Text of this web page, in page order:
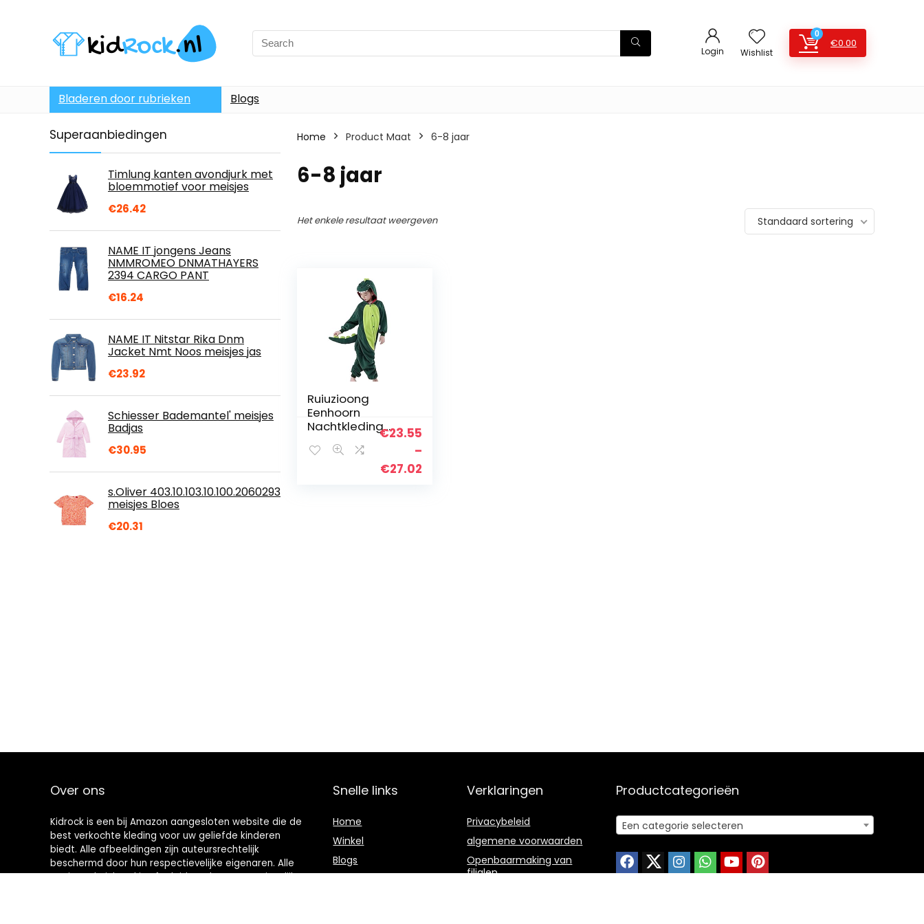
Login Wishlist
0
€0.00
Bladeren door rubrieken Blogs
Superaanbiedingen
Timlung kanten avondjurk met
bloemmotief voor meisjes
€26.42
NAME IT jongens Jeans
NMMROMEO DNMATHAYERS
2394 CARGO PANT
€16.24
NAME IT Nitstar Rika Dnm
Jacket Nmt Noos meisjes jas
€23.92
Schiesser Bademantel' meisjes
Badjas
€30.95
s.Oliver 403.10.103.10.100.2060293
meisjes Bloes
€20.31
Home Product Maat 6-8 jaar
6-8 jaar
Het enkele resultaat weergeven Standaard sortering
Ruiuzioong
Eenhoorn
Nachtkleding
Onesie Pyjama
Dier Unisex
€23.55
–
€27.02
Over ons
Kidrock is een bij Amazon aangesloten website die de
best verkochte kleding voor uw geliefde kinderen
biedt. Alle afbeeldingen zijn auteursrechtelijk
beschermd door hun respectievelijke eigenaren. Alle
geciteerde inhoud is afgeleid van hun respectievelijke
Snelle links
Home
Winkel
Blogs
Verklaringen
Privacybeleid
algemene voorwaarden
Openbaarmaking van
filialen
Productcategorieën
Een categorie selecteren